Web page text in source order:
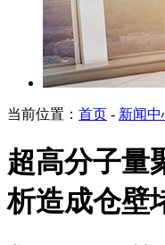
当前位置： 首页 - 新闻中
超高分子量
析造成仓壁